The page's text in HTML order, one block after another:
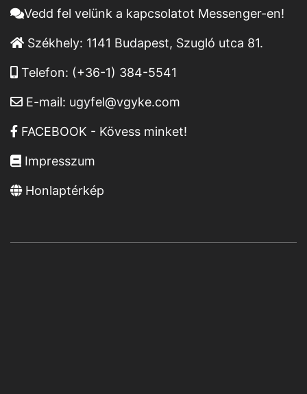
Vedd fel velünk a kapcsolatot Messenger-en!
Székhely: 1141 Budapest, Szugló utca 81.
Telefon: (+36-1) 384-5541
E-mail: ugyfel@vgyke.com
FACEBOOK - Kövess minket!
Impresszum
Honlaptérkép